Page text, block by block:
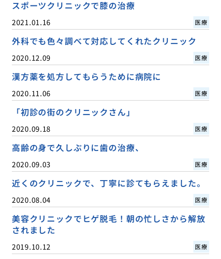
スポーツクリニックで膝の治療
2021.01.16 医療
外科でも色々調べて対応してくれたクリニック
2020.12.09 医療
漢方薬を処方してもらうために病院に
2020.11.06 医療
「初診の街のクリニックさん」
2020.09.18 医療
高齢の身で久しぶりに歯の治療、
2020.09.03 医療
近くのクリニックで、丁寧に診てもらえました。
2020.08.04 医療
美容クリニックでヒゲ脱毛！朝の忙しさから解放
されました
2019.10.12 医療